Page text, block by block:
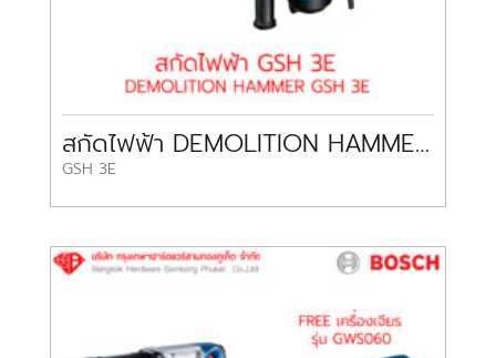
สกัดไฟฟ้า DEMOLITION HAMMER GSH 3E BOSCH
GSH 3E